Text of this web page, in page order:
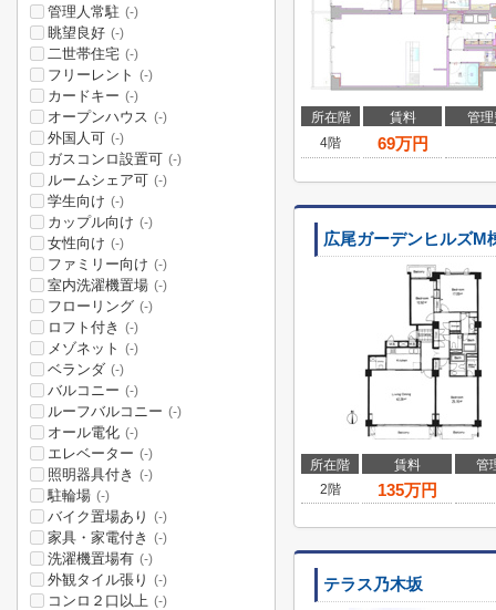
所在階 賃料
管
4階
69万円
広尾ガーデンヒルズM
所在階 賃料
管
2階
135万円
テラス乃木坂
管理人常駐 (-)
眺望良好 (-)
二世帯住宅 (-)
フリーレント (-)
カードキー (-)
オープンハウス (-)
外国人可 (-)
ガスコンロ設置可 (-)
ルームシェア可 (-)
学生向け (-)
カップル向け (-)
女性向け (-)
ファミリー向け (-)
室内洗濯機置場 (-)
フローリング (-)
ロフト付き (-)
メゾネット (-)
ベランダ (-)
バルコニー (-)
ルーフバルコニー (-)
オール電化 (-)
エレベーター (-)
照明器具付き (-)
駐輪場 (-)
バイク置場あり (-)
家具・家電付き (-)
洗濯機置場有 (-)
外観タイル張り (-)
コンロ２口以上 (-)